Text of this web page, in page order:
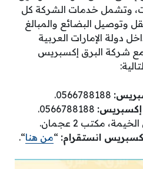
وتشمل خدمات الشركة كل
وتوصيل البضائع والمبالغ
دولة الإمارات العربية
مع شركة البرق إكسبريس
إكسبريس:
انستقرام: “من هنا“.